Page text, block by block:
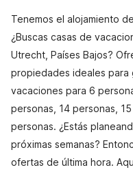
Tenemos el alojamiento
¿Buscas casas de
Utrecht, Países Bajos?
propiedades ideales para
vacaciones para 6
personas, 14 personas,
personas. ¿Estás
próximas semanas?
ofertas de última hora.